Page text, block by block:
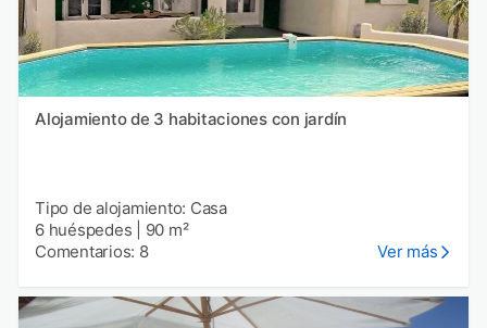
Alojamiento de 3 habitaciones con jardín
Tipo de alojamiento: Casa
6 huéspedes
90 m²
Comentarios: 8
Ver más